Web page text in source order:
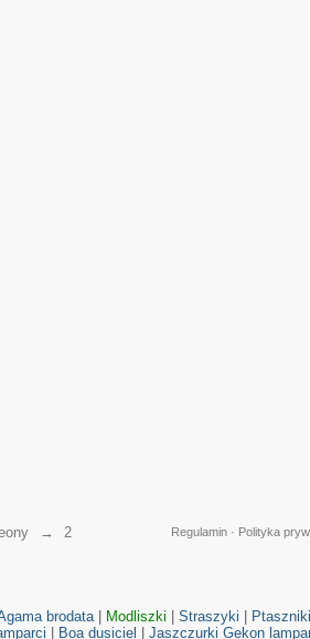
→ 2 Polityka
Regulamin·
brodata| Modliszki Straszyki Ptaszniki
Boa dusiciel Jaszczurki Gekon